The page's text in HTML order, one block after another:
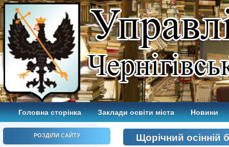
Головна сторінка Заклади освіти міста Новини
РОЗДІЛИ САЙТУ Щорічний осінній